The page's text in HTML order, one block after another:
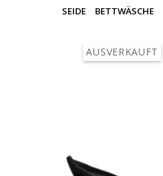
SEIDE BETTWÄSCHE
AUSVERKAUFT